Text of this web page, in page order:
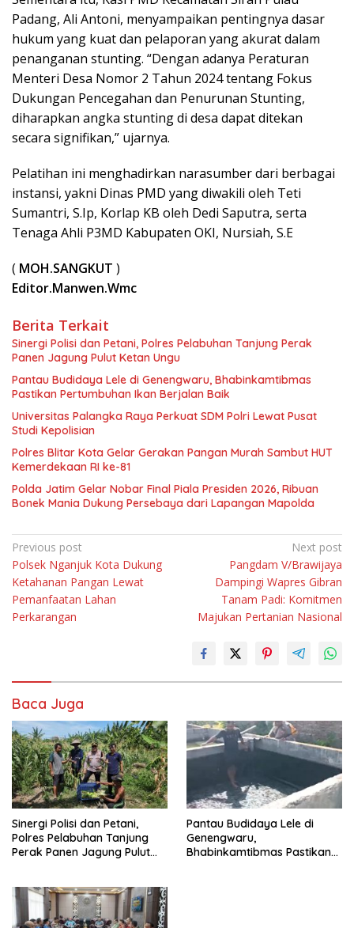
Padang, Ali Antoni, menyampaikan pentingnya dasar
hukum yang kuat dan pelaporan yang akurat dalam
penanganan stunting. “Dengan adanya Peraturan
Menteri Desa Nomor 2 Tahun 2024 tentang Fokus
Dukungan Pencegahan dan Penurunan Stunting,
diharapkan angka stunting di desa dapat ditekan
secara signifikan,” ujarnya.
Pelatihan ini menghadirkan narasumber dari berbagai
instansi, yakni Dinas PMD yang diwakili oleh Teti
Sumantri, S.Ip, Korlap KB oleh Dedi Saputra, serta
Tenaga Ahli P3MD Kabupaten OKI, Nursiah, S.E
( MOH.SANGKUT )
Editor.Manwen.Wmc
Berita Terkait
Sinergi Polisi dan Petani, Polres Pelabuhan Tanjung Perak
Panen Jagung Pulut Ketan Ungu
Pantau Budidaya Lele di Genengwaru, Bhabinkamtibmas
Pastikan Pertumbuhan Ikan Berjalan Baik
Universitas Palangka Raya Perkuat SDM Polri Lewat Pusat
Studi Kepolisian
Polres Blitar Kota Gelar Gerakan Pangan Murah Sambut HUT
Kemerdekaan RI ke-81
Polda Jatim Gelar Nobar Final Piala Presiden 2026, Ribuan
Bonek Mania Dukung Persebaya dari Lapangan Mapolda
Navigasi
pos
Previous post
Polsek Nganjuk Kota Dukung
Ketahanan Pangan Lewat
Pemanfaatan Lahan
Perkarangan
Next post
Pangdam V/Brawijaya
Dampingi Wapres Gibran
Tanam Padi: Komitmen
Majukan Pertanian Nasional
Baca Juga
Sinergi Polisi dan Petani,
Polres Pelabuhan Tanjung
Perak Panen Jagung Pulut
Pantau Budidaya Lele di
Genengwaru,
Bhabinkamtibmas Pastikan